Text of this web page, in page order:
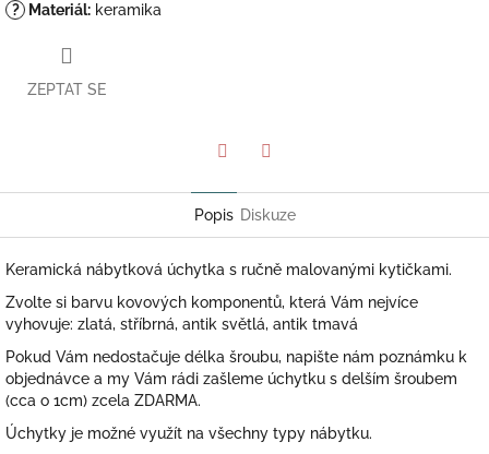
?
Materiál: keramika
ZEPTAT SE
Popis Diskuze
Keramická nábytková úchytka s ručně malovanými kytičkami.
Zvolte si barvu kovových komponentů, která Vám nejvíce
vyhovuje: zlatá, stříbrná, antik světlá, antik tmavá
Pokud Vám nedostačuje délka šroubu, napište nám poznámku k
objednávce a my Vám rádi zašleme úchytku s delším šroubem
(cca o 1cm) zcela ZDARMA.
Úchytky je možné využít na všechny typy nábytku.